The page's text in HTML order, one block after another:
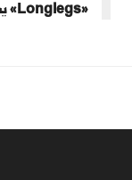
«Longlegs» يحقق 49 مليون دولار في شباك التذاكر العالمي